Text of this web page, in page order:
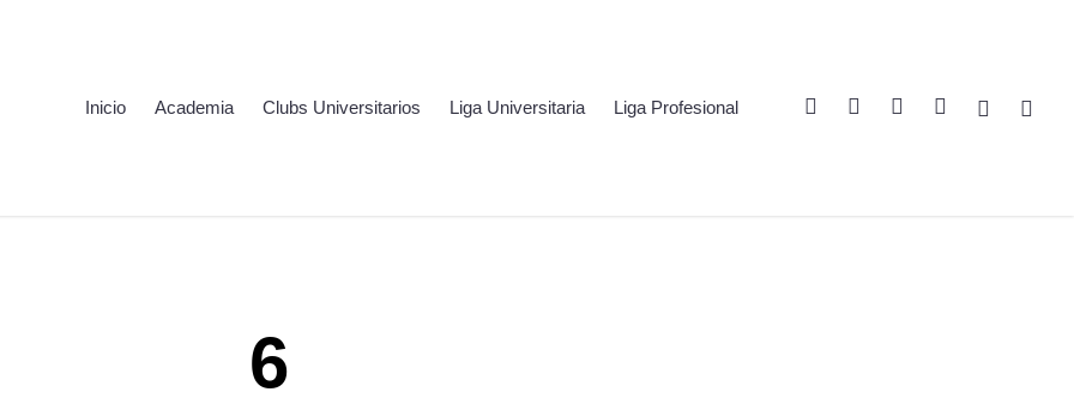
Inicio Academia Clubs Universitarios Liga Universitaria Liga Profesional Twitter LinkedinYoutubeInstagramSpotify Twitch
6